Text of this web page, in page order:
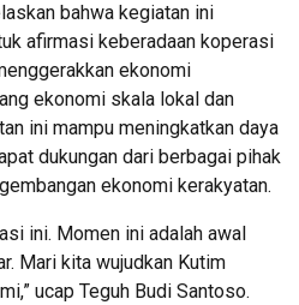
bahwa kegiatan ini
afirmasi keberadaan koperasi
ekonomi
ekonomi skala lokal dan
ini mampu meningkatkan daya
dukungan dari berbagai pihak
ekonomi kerakyatan.
ini. Momen ini adalah awal
Mari kita wujudkan Kutim
ucap Teguh Budi Santoso.